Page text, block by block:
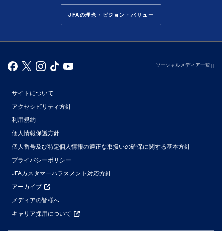
JFAの理念・ビジョン・バリュー
ソーシャルメディア一覧
サイトについて
アクセシビリティ方針
利用規約
個人情報保護方針
個人番号及び特定個人情報の適正な取扱いの確保に関する基本方針
プライバシーポリシー
JFAカスタマーハラスメント対応方針
アーカイブ
メディアの皆様へ
キャリア採用について